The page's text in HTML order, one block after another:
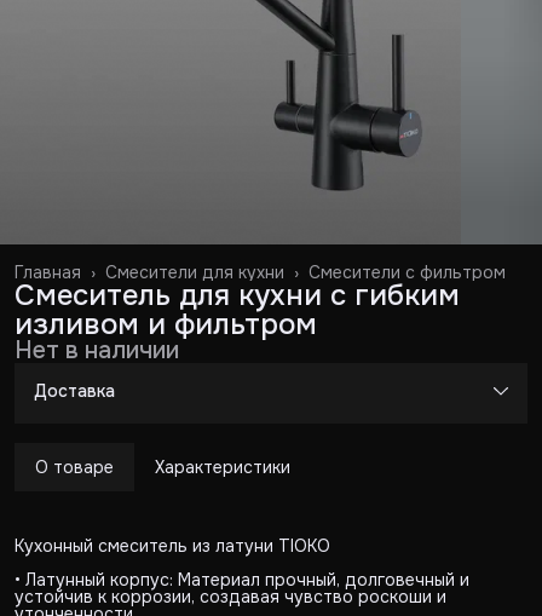
Смесители с фильтром
Смесители для кухни ›
Главная ›
Смеситель для кухни с гибким
изливом и фильтром
Нет в наличии
Доставка
О товаре Характеристики
Кухонный смеситель из латуни TIOKO
• Латунный корпус: Материал прочный, долговечный и
устойчив к коррозии, создавая чувство роскоши и